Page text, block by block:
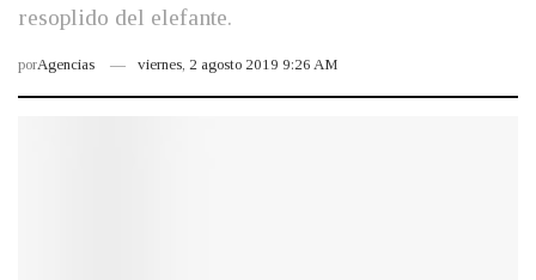
resoplido del elefante.
porAgencias viernes, 2 agosto 2019 9:26 AM